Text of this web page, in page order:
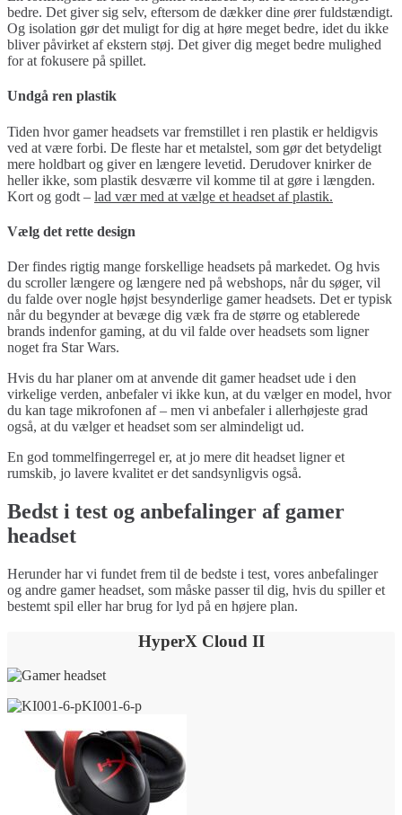
bedre. Det giver sig selv, eftersom de dækker dine ører fuldstændigt.
Og isolation gør det muligt for dig at høre meget bedre, idet du ikke
bliver påvirket af ekstern støj. Det giver dig meget bedre mulighed
for at fokusere på spillet.
Undgå ren plastik
Tiden hvor gamer headsets var fremstillet i ren plastik er heldigvis
ved at være forbi. De fleste har et metalstel, som gør det betydeligt
mere holdbart og giver en længere levetid. Derudover knirker de
heller ikke, som plastik desværre vil komme til at gøre i længden.
Kort og godt – lad vær med at vælge et headset af plastik.
Vælg det rette design
Der findes rigtig mange forskellige headsets på markedet. Og hvis
du scroller længere og længere ned på webshops, når du søger, vil
du falde over nogle højst besynderlige gamer headsets. Det er typisk
når du begynder at bevæge dig væk fra de større og etablerede
brands indenfor gaming, at du vil falde over headsets som ligner
noget fra Star Wars.
Hvis du har planer om at anvende dit gamer headset ude i den
virkelige verden, anbefaler vi ikke kun, at du vælger en model, hvor
du kan tage mikrofonen af – men vi anbefaler i allerhøjeste grad
også, at du vælger et headset som ser almindeligt ud.
En god tommelfingerregel er, at jo mere dit headset ligner et
rumskib, jo lavere kvalitet er det sandsynligvis også.
Bedst i test og anbefalinger af gamer
headset
Herunder har vi fundet frem til de bedste i test, vores anbefalinger
og andre gamer headset, som måske passer til dig, hvis du spiller et
bestemt spil eller har brug for lyd på en højere plan.
HyperX Cloud II
KI001-6-p